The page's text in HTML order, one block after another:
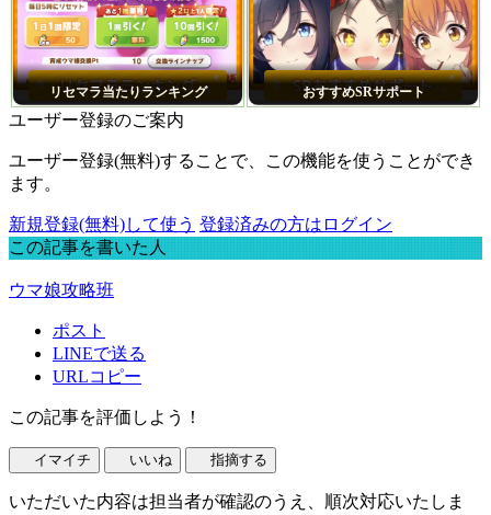
リセマラ当たりランキング おすすめSRサポート
ユーザー登録のご案内
ユーザー登録(無料)することで、この機能を使うことができ
ます。
新規登録(無料)して使う 登録済みの方はログイン
この記事を書いた人
ウマ娘攻略班
ポスト
LINEで送る
URLコピー
この記事を評価しよう！
イマイチ いいね 指摘する
いただいた内容は担当者が確認のうえ、順次対応いたしま